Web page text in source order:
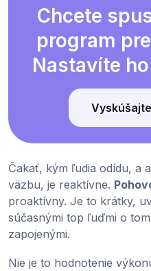
Chcete
program
Nastavíte
Čakať, kým ľudia odídu, a
väzbu, je reaktívne.
proaktívny. Je to krátky,
súčasnými top ľuďmi o
zapojenými.
Nie je to hodnotenie